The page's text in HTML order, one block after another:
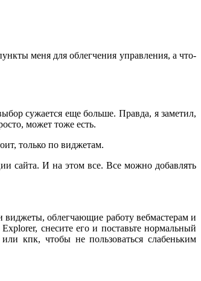
меня для облегчения управления, а что-
сужается еще больше. Правда, я заметил,
может тоже есть.
только по виджетам.
сайта. И на этом все. Все можно добавлять
облегчающие работу вебмастерам и
снесите его и поставьте нормальный
кпк, чтобы не пользоваться слабеньким